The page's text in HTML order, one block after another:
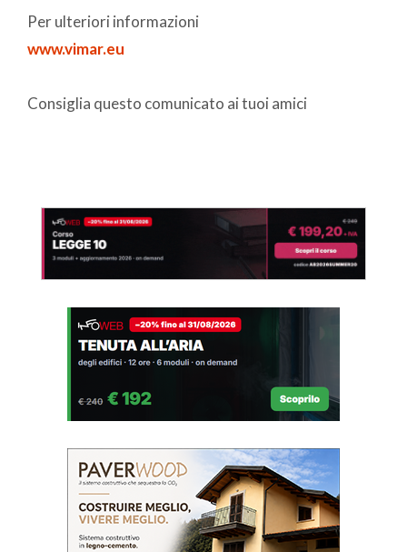
Per ulteriori informazioni
www.vimar.eu
Consiglia questo comunicato ai tuoi amici